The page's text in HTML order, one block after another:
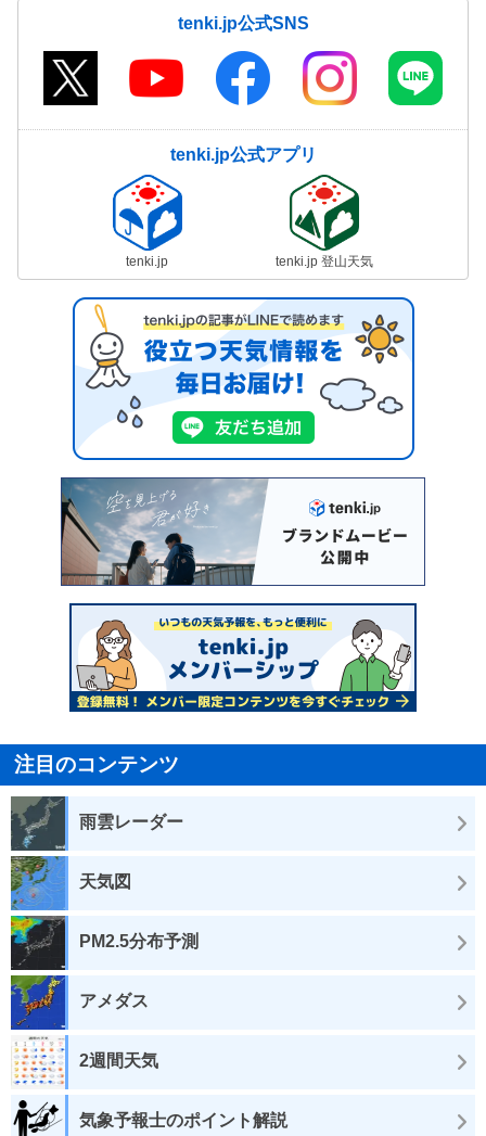
tenki.jp公式SNS
tenki.jp公式アプリ
tenki.jp tenki.jp 登山天気
注目のコンテンツ
雨雲レーダー
天気図
PM2.5分布予測
アメダス
2週間天気
気象予報士のポイント解説